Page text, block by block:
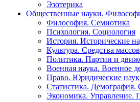
Эзотерика
Общественные науки.
Философия. Семиотика
Психология. Социология
История. Исторические
Культура. Средства
Политика. Партии и
Военная наука. Военное
Право. Юридические
Статистика. Демография.
Экономика. Управление.